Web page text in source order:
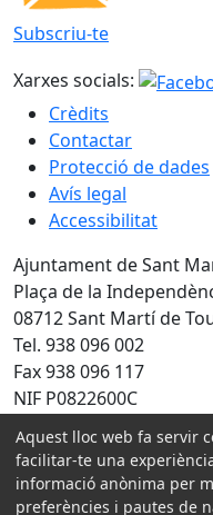
Subscriu-te
Xarxes socials:
Crèdits
Contactar
Protecció de dades
Avís legal
Accessibilitat
Ajuntament de Sant
Plaça de la
08712 Sant Martí de
Tel. 938 096 002
Fax 938 096 117
NIF P0822600C
Amb la col·laboració de:
Aquest lloc web fa servir
facilitar-te una
informació anònima per
preferències i pautes de